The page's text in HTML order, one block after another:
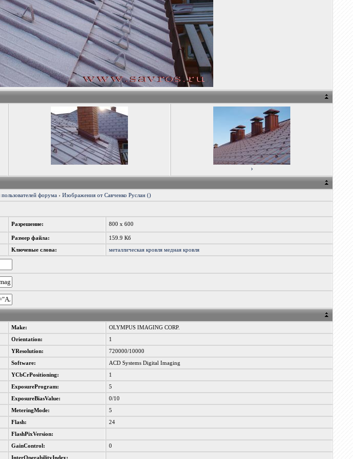
›
форума ›Изображения от Савченко Руслан ()
Разрешение: 800 x 600
Размер файла: 159.9 Кб
Ключевые слова: металлическая кровля медная кровля
Make: OLYMPUS IMAGING CORP.
Orientation: 1
YResolution: 720000/10000
Software: ACD Systems Digital Imaging
YCbCrPositioning: 1
ExposureProgram: 5
ExposureBiasValue: 0/10
MeteringMode: 5
Flash: 24
FlashPixVersion:
GainControl: 0
InterOperabilityIndex: